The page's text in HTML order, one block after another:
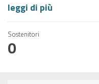
leggi di più
Sostenitori
0